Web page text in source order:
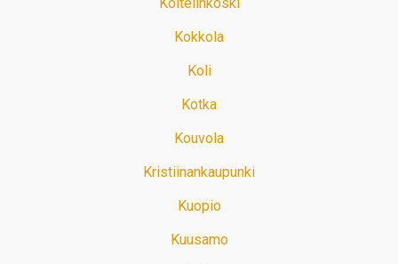
Kokkola
Koli
Kotka
Kouvola
Kristiinankaupunki
Kuopio
Kuusamo